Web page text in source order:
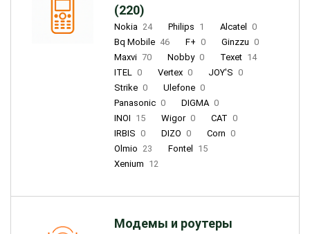
(220)
Nokia 24 Philips 1 Alcatel
0
Bq Mobile 46 F+ 0 Ginzzu 0
Maxvi 70 Nobby 0 Texet 14
ITEL 0 Vertex 0 JOY'S 0
Strike 0 Ulefone 0
Panasonic 0 DIGMA 0
INOI 15 Wigor 0 CAT 0
IRBIS 0 DIZO 0 Corn 0
Olmio 23 Fontel
15
Xenium 12
Модемы и роутеры